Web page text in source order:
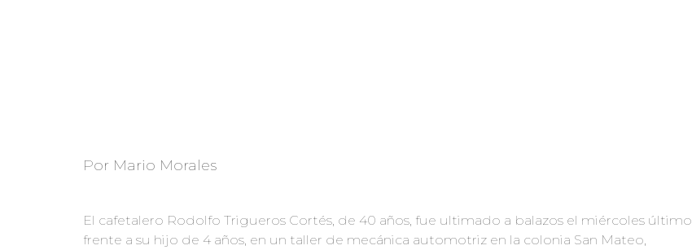
Por Mario Morales
El cafetalero Rodolfo Trigueros Cortés, de 40 años, fue ultimado a balazos el miércoles último
frente a su hijo de 4 años, en un taller de mecánica automotriz en la colonia San Mateo,